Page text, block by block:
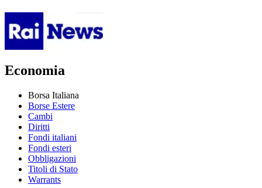
Economia
Borsa Italiana
Borse Estere
Cambi
Diritti
Fondi italiani
Fondi esteri
Obbligazioni
Titoli di Stato
Warrants